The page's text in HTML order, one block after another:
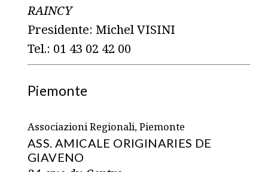
RAINCY
Presidente: Michel VISINI
Tel.: 01 43 02 42 00
Piemonte
Associazioni Regionali, Piemonte
ASS. AMICALE ORIGINARIES DE
GIAVENO